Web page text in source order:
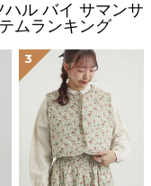
ル バイ サマンサ
ムランキング
3